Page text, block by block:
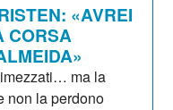
«AVREI
CORSA
ma la
non la perdono